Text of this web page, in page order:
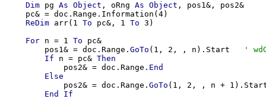
Dim pg As Object , oRng As Object , pos1&, pos2&
    pc& = doc.Range.Information(4)
ReDim arr(1 To pc&, 1 To 3)
For n = 1 To pc&
        pos1& = doc.Range.
GoTo (1, 2, , n).Start
If n = pc& Then
            pos2& = doc.Range.
End
Else
            pos2& = doc.Range.
GoTo (1, 2, , n +
End
If